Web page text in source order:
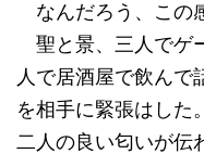
なんだろう、この
聖と景、三人でゲ
人で居酒屋で飲んで
を相手に緊張はした
二人の良い匂いが伝